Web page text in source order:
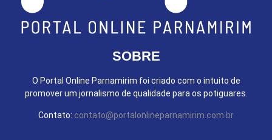
SOBRE
O Portal Online Parnamirim foi criado com o intuito de
promover um jornalismo de qualidade para os potiguares.
Contato: contato@portalonlineparnamirim.com.br